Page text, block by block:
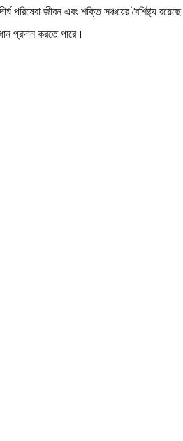
জীবন এবং শক্তি সঞ্চয়ের বৈশিষ্ট্য
প্রদান করতে পারে।